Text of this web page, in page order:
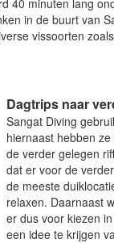
40 minuten lang
in de buurt van
vissoorten
Dagtrips naar
Sangat Diving
hiernaast hebben
de verder gelegen
dat er voor de
de meeste
relaxen. Daarnaast
er dus voor kiezen
een idee te krijgen